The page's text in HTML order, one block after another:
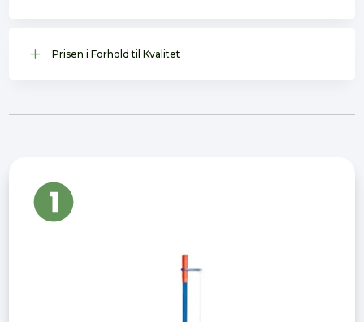
L Prisen i Forhold til Kvalitet